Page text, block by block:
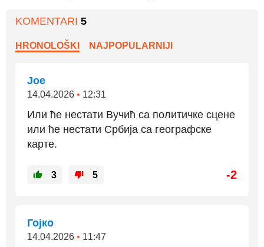
KOMENTARI 5
HRONOLOŠKI NAJPOPULARNIJI
Јое
14.04.2026 • 12:31
Или ће нестати Вучић са политичке сцене
или ће нестати Србија са географске
карте.
3 5 -2
Гојко
14.04.2026 • 11:47